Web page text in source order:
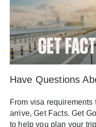
Have Questions
From visa
arrive, Get Facts. Get
to help you plan your